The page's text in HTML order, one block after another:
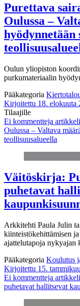
Purettava
Oulussa –
hyödynnetään
Oulun yliopiston
purkumateriaalin
Pääkategoria
Kirjoitettu 18. elokuuta
Tilaajille
Ei kommentteja
Oulussa – Valtava
teollisuusalueella
Väitöskirja:
puhetavat
Arkkitehti Paula Julin
kiinteistökehittämisen
ajattelutapoja nykyajan
Pääkategoria Koulutus
Kirjoitettu 15.
Ei kommentteja
puhetavat hallitsevat